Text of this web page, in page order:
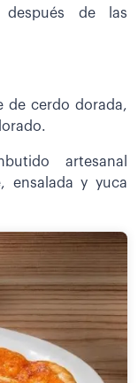
después de las
de cerdo dorada,
artesanal
ensalada y yuca